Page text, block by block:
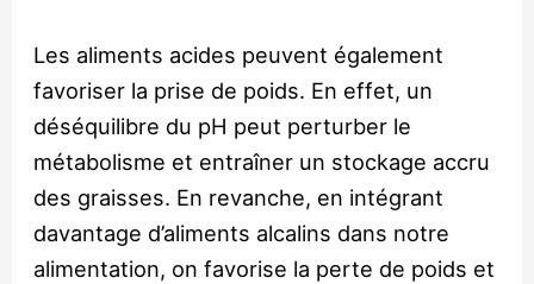
Les aliments acides peuvent également
favoriser la prise de poids. En effet, un
déséquilibre du pH peut perturber le
métabolisme et entraîner un stockage accru
des graisses. En revanche, en intégrant
davantage d’aliments alcalins dans notre
alimentation, on favorise la perte de poids et